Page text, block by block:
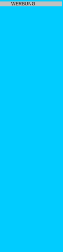
WERBUNG